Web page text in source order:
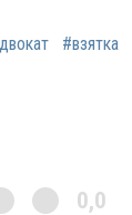
#взятка
0,0